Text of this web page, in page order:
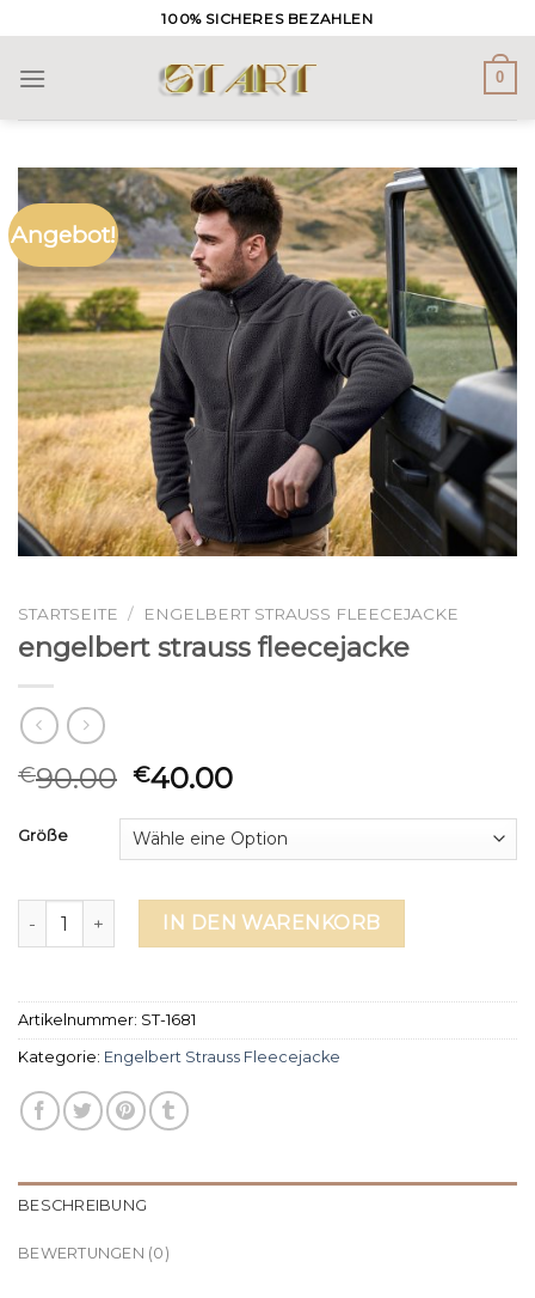
to
content
100% SICHERES BEZAHLEN
0
Angebot!
STARTSEITE / ENGELBERT STRAUSS FLEECEJACKE
engelbert strauss fleecejacke
€90.00 €40.00
Größe
engelbert strauss fleecejacke Menge
IN DEN WARENKORB
Artikelnummer: ST-1681
Kategorie: Engelbert Strauss Fleecejacke
BESCHREIBUNG
BEWERTUNGEN (0)